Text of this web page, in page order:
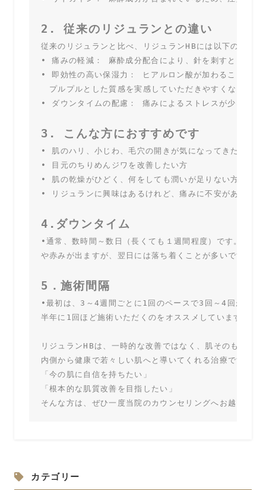
2. 従来のリジュランとの違い
従来のリジュランと比べ、リジュランHBには以下のメリ
• 痛みの軽減： 麻酔成分配合により、針を刺すときの痛
• 即効性の高い保湿力： ヒアルロン酸が加わることで、
プルプルとした質感を実感していただきやすくなってい
3. こんな方におすすめです
• 肌のハリ、小じわ、毛穴の開きが気になってきた方
• 目元のちりめんジワを改善したい方
• 肌の乾燥がひどく、何をしても潤いが足りない方
4.ダウンタイム
•通常、数時間～数日（長くても１週間程度）です。注射
5．施術間隔
•最初は、3～4週間ごとに1回のペースで3回～4回がオ
半年に1回ほど施術いただくのをオススメしています
リジュランHBは、一時的な改善ではなく、肌そのものの
内側から健康で若々しい肌へと導いてくれる治療です。
「今の肌に自信を持ちたい」
「根本的な肌質改善を目指したい」
そんな方は、ぜひ一度当院のカウンセリングへお越しくだ
カテゴリー